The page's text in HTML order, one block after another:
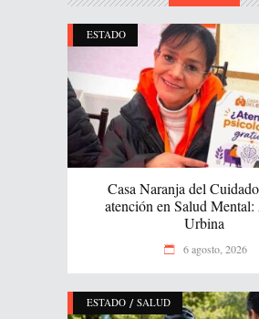
ESTADO
Casa Naranja del
atención en Salud
Urbina
6 agosto, 2026
ESTADO / SALUD